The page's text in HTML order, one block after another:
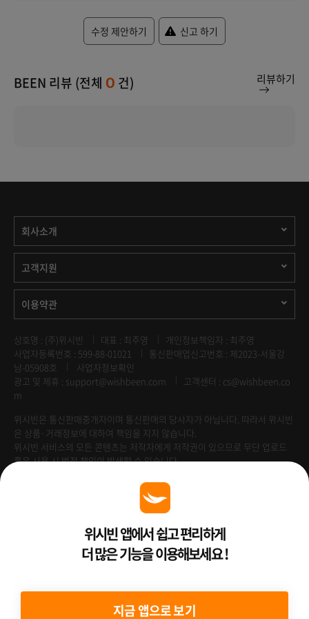
수정 제안하기 신고 하기
BEEN 리뷰 (전체 0 건) 리뷰하기
회사소개
고객지원
이용약관
상호명 : (주)위시빈 대표 : 최주영
개인정보책임자 : 최주영
사업자등록번호 : 599-88-01021
통신판매업신고번호 : 제2023-서울강
남-05908호
사업자정보확인
광고 및 제휴 : support@wishbeen.com
고객센터 : cs@wishbeen.co
m
위시빈은 통신판매중개자이며 통신판매의 당사자가 아닙니다. 따라서 위시빈
은 상품·거래정보에 대하여 책임을 지지 않습니다.
위시빈 서비스의 모든 콘텐츠는 저작자에게 저작권이 있으므로 무단 업로드
혹은 사용 시 법적 책임이 발생할 수 있습니다.
Venture Enterprise위시빈 앱에서 쉽고 편리하게
더 많은 기능을 이용해보세요 !
지금 앱으로 보기